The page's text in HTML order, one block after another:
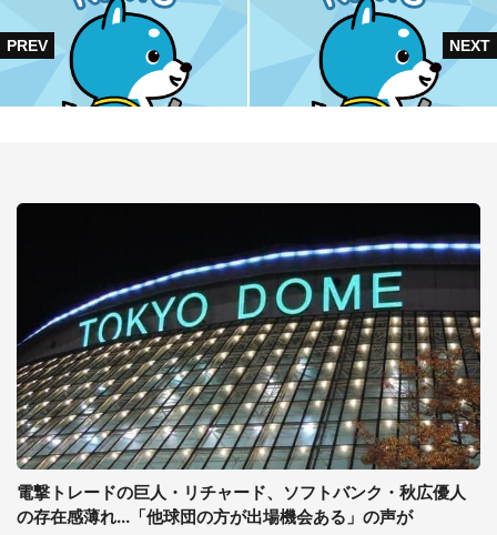
電撃トレードの巨人・リチャード、ソフトバンク・秋広優人
の存在感薄れ...「他球団の方が出場機会ある」の声が